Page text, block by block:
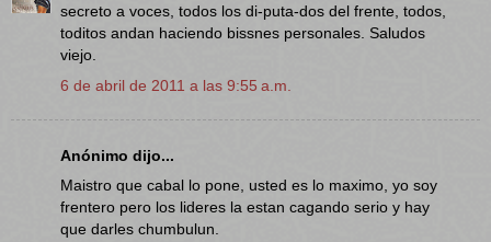
secreto a voces, todos los di-puta-dos del frente, todos,
toditos andan haciendo bissnes personales. Saludos
viejo.
6 de abril de 2011 a las 9:55 a.m.
Anónimo dijo...
Maistro que cabal lo pone, usted es lo maximo, yo soy
frentero pero los lideres la estan cagando serio y hay
que darles chumbulun.